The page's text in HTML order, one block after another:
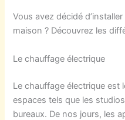
Vous avez décidé
maison ? Découvrez les
Le chauffage électrique
Le chauffage électrique est
espaces tels que les
bureaux. De nos jours, les